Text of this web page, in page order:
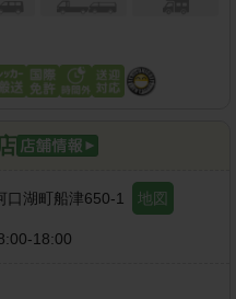
口湖町船津650-1 地図
18:00